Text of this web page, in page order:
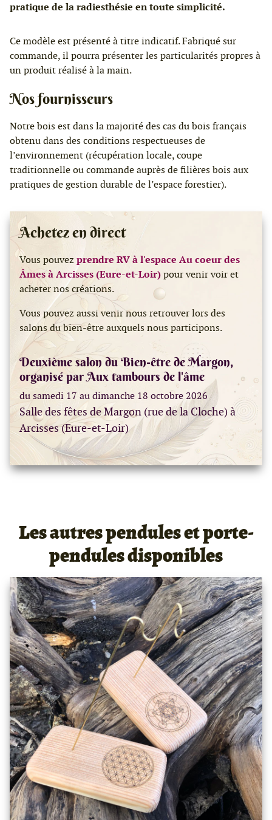
pratique de la radiesthésie en toute simplicité.
Ce modèle est présenté à titre indicatif. Fabriqué sur
commande, il pourra présenter les particularités propres à
un produit réalisé à la main.
Nos fournisseurs
Notre bois est dans la majorité des cas du bois français
obtenu dans des conditions respectueuses de
l’environnement (récupération locale, coupe
traditionnelle ou commande auprès de filières bois aux
pratiques de gestion durable de l’espace forestier).
Achetez en direct
Vous pouvez prendre RV à l'espace Au coeur des
Âmes à Arcisses (Eure-et-Loir)pour venir voir et
acheter nos créations.
Vous pouvez aussi venir nous retrouver lors des
salons du bien-être auxquels nous participons.
Deuxième salon du Bien-être de Margon,
organisé par Aux tambours de l'âme
du samedi 17 au dimanche 18 octobre 2026
Salle des fêtes de Margon (rue de la Cloche) à
Arcisses (Eure-et-Loir)
Les autres pendules et porte-
pendules disponibles